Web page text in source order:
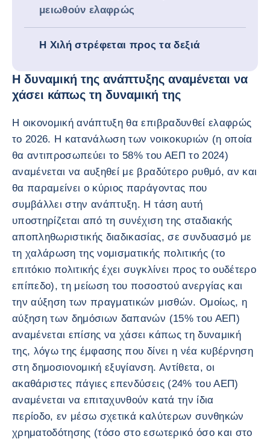
μειωθούν ελαφρώς
Η Χιλή στρέφεται προς τα δεξιά
Η δυναμική της ανάπτυξης αναμένεται να
χάσει κάπως τη δυναμική της
Η οικονομική ανάπτυξη θα επιβραδυνθεί ελαφρώς
το 2026. Η κατανάλωση των νοικοκυριών (η οποία
θα αντιπροσωπεύει το 58% του ΑΕΠ το 2024)
αναμένεται να αυξηθεί με βραδύτερο ρυθμό, αν και
θα παραμείνει ο κύριος παράγοντας που
συμβάλλει στην ανάπτυξη. Η τάση αυτή
υποστηρίζεται από τη συνέχιση της σταδιακής
αποπληθωριστικής διαδικασίας, σε συνδυασμό με
τη χαλάρωση της νομισματικής πολιτικής (το
επιτόκιο πολιτικής έχει συγκλίνει προς το ουδέτερο
επίπεδο), τη μείωση του ποσοστού ανεργίας και
την αύξηση των πραγματικών μισθών. Ομοίως, η
αύξηση των δημόσιων δαπανών (15% του ΑΕΠ)
αναμένεται επίσης να χάσει κάπως τη δυναμική
της, λόγω της έμφασης που δίνει η νέα κυβέρνηση
στη δημοσιονομική εξυγίανση. Αντίθετα, οι
ακαθάριστες πάγιες επενδύσεις (24% του ΑΕΠ)
αναμένεται να επιταχυνθούν κατά την ίδια
περίοδο, εν μέσω σχετικά καλύτερων συνθηκών
χρηματοδότησης (τόσο στο εσωτερικό όσο και στο